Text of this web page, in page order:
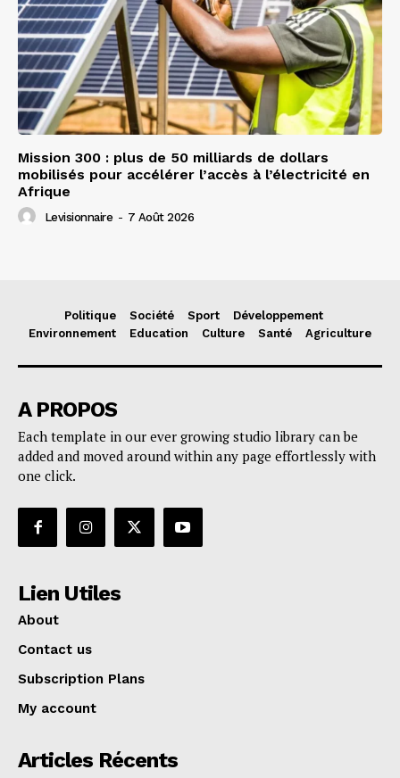
Mission 300 : plus de 50 milliards de dollars
mobilisés pour accélérer l’accès à l’électricité en
Afrique
Levisionnaire - 7 Août 2026
Politique Société Sport
Développement
Environnement
Education Culture Santé Agriculture
A PROPOS
Each template in our ever growing studio library can be
added and moved around within any page effortlessly with
one click.
Lien Utiles
About
Contact us
Subscription Plans
My account
Articles Récents